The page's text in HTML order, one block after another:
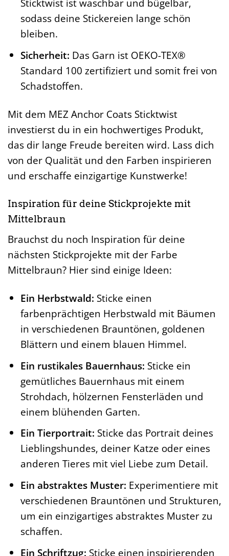
Sticktwist ist waschbar und bügelbar,
sodass deine Stickereien lange schön
bleiben.
Sicherheit: Das Garn ist OEKO-TEX®
Standard 100 zertifiziert und somit frei von
Schadstoffen.
Mit dem MEZ Anchor Coats Sticktwist
investierst du in ein hochwertiges Produkt,
das dir lange Freude bereiten wird. Lass dich
von der Qualität und den Farben inspirieren
und erschaffe einzigartige Kunstwerke!
Inspiration für deine Stickprojekte mit
Mittelbraun
Brauchst du noch Inspiration für deine
nächsten Stickprojekte mit der Farbe
Mittelbraun? Hier sind einige Ideen:
Ein Herbstwald: Sticke einen
farbenprächtigen Herbstwald mit Bäumen
in verschiedenen Brauntönen, goldenen
Blättern und einem blauen Himmel.
Ein rustikales Bauernhaus: Sticke ein
gemütliches Bauernhaus mit einem
Strohdach, hölzernen Fensterläden und
einem blühenden Garten.
Ein Tierportrait: Sticke das Portrait deines
Lieblingshundes, deiner Katze oder eines
anderen Tieres mit viel Liebe zum Detail.
Ein abstraktes Muster: Experimentiere mit
verschiedenen Brauntönen und Strukturen,
um ein einzigartiges abstraktes Muster zu
schaffen.
Ein Schriftzug: Sticke einen inspirierenden